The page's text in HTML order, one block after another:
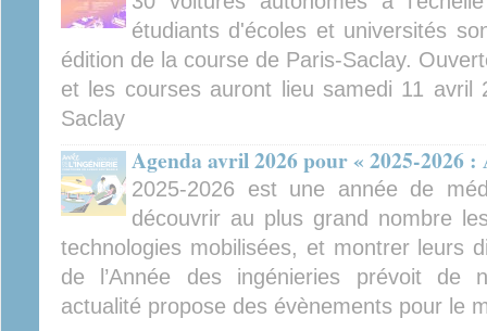
étudiants d'écoles et universités
édition de la course de Paris-Saclay.
et les courses auront lieu samedi 11 avril
Saclay
Agenda avril 2026 pour « 2025-2026 :
2025-2026 est une année de
découvrir au plus grand nombre
technologies mobilisées, et montrer leurs
de l’Année des ingénieries prévoit de
actualité propose des évènements pour le